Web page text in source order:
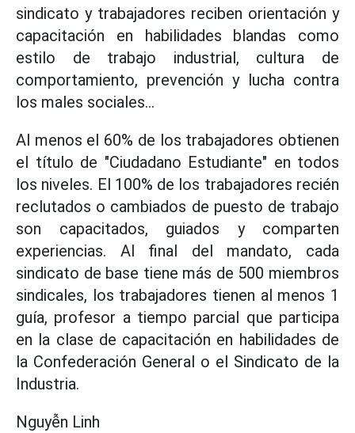
sindicato y trabajadores reciben orientación y
capacitación en habilidades blandas como
estilo de trabajo industrial, cultura de
comportamiento, prevención y lucha contra
los males sociales...
Al menos el 60% de los trabajadores obtienen
el título de "Ciudadano Estudiante" en todos
los niveles. El 100% de los trabajadores recién
reclutados o cambiados de puesto de trabajo
son capacitados, guiados y comparten
experiencias. Al final del mandato, cada
sindicato de base tiene más de 500 miembros
sindicales, los trabajadores tienen al menos 1
guía, profesor a tiempo parcial que participa
en la clase de capacitación en habilidades de
la Confederación General o el Sindicato de la
Industria.
Nguyễn Linh